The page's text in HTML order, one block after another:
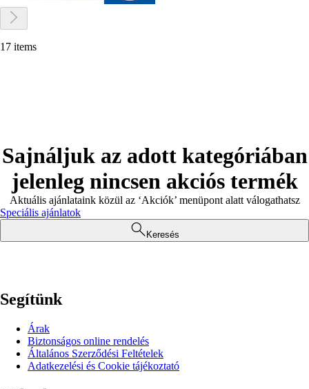
17 items
Sajnáljuk az adott kategóriában
jelenleg nincsen akciós termék
Aktuális ajánlataink közül az ‘Akciók’ menüpont alatt válogathatsz
Speciális ajánlatok
Keresés
Segítünk
Árak
Biztonságos online rendelés
Általános Szerződési Feltételek
Adatkezelési és Cookie tájékoztató